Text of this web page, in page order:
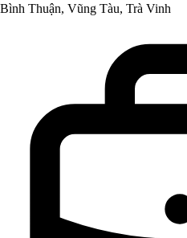
Bình Thuận, Vũng Tàu, Trà Vinh